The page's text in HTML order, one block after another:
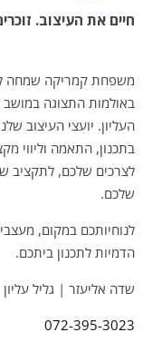
חיים את העיצוב.
משפחת קמריקה שמחה
באולמות התצוגה במושב
העליון. יועצי העיצוב
בתכנון, התאמה וליווי
לצרכים שלכם, לתקציב
שלכם.
לנוחיותכם במקום,
הדמיות לתכנון ביתכם.
שדה אליעזר | גליל עליון
072-395-3023